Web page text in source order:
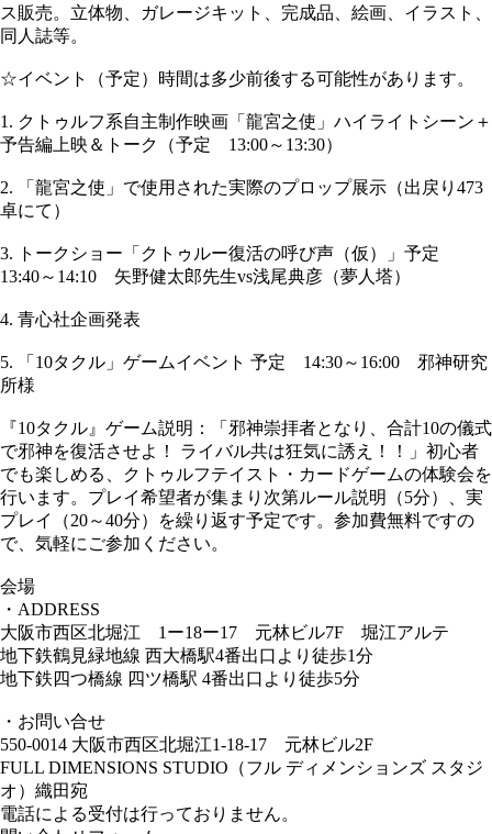
ス販売。立体物、ガレージキット、完成品、絵画、イラスト、
同人誌等。
☆イベント（予定）時間は多少前後する可能性があります。
1. クトゥルフ系自主制作映画「龍宮之使」ハイライトシーン＋
予告編上映＆トーク（予定 13:00～13:30）
2. 「龍宮之使」で使用された実際のプロップ展示（出戻り473
卓にて）
3. トークショー「クトゥルー復活の呼び声（仮）」予定
13:40～14:10 矢野健太郎先生vs浅尾典彦（夢人塔）
4. 青心社企画発表
5. 「10タクル」ゲームイベント 予定 14:30～16:00 邪神研究
所様
『10タクル』ゲーム説明：「邪神崇拝者となり、合計10の儀式
で邪神を復活させよ！ ライバル共は狂気に誘え！！」初心者
でも楽しめる、クトゥルフテイスト・カードゲームの体験会を
行います。プレイ希望者が集まり次第ルール説明（5分）、実
プレイ（20～40分）を繰り返す予定です。参加費無料ですの
で、気軽にご参加ください。
会場
・ADDRESS
大阪市西区北堀江 1ー18ー17 元林ビル7F 堀江アルテ
地下鉄鶴見緑地線 西大橋駅4番出口より徒歩1分
地下鉄四つ橋線 四ツ橋駅 4番出口より徒歩5分
・お問い合せ
550-0014 大阪市西区北堀江1-18-17 元林ビル2F
FULL DIMENSIONS STUDIO（フル ディメンションズ スタジ
オ）織田宛
電話による受付は行っておりません。